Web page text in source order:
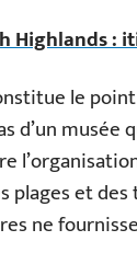
Highlands :
le
musée
plages et
ne